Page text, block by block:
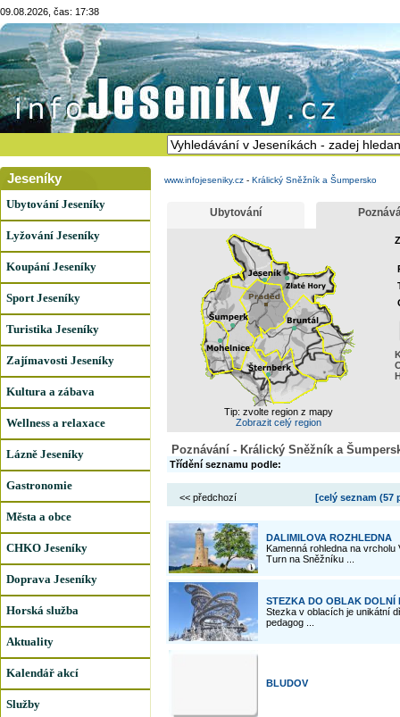
09.08.2026, čas: 17:38
Jeseníky
Ubytování Jeseníky
Lyžování Jeseníky
Koupání Jeseníky
Sport Jeseníky
Turistika Jeseníky
Zajímavosti Jeseníky
Kultura a zábava
Wellness a relaxace
Lázně Jeseníky
Gastronomie
Města a obce
CHKO Jeseníky
Doprava Jeseníky
Horská služba
Aktuality
Kalendář akcí
Služby
www.infojeseniky.cz - Králický Sněžník a Šumpersko
Ubytování
Tip: zvolte region z mapy
Zobrazit celý region
Poznávání - Králický Sněžník a
Třídění seznamu podle:
<< předchozí [celý seznam (57
DALIMILOVA ROZHLEDNA
Kamenná rohledna na
Turn na Sněžníku ...
STEZKA DO OBLAK DOLNÍ
Stezka v oblacích je unikátní
pedagog ...
BLUDOV